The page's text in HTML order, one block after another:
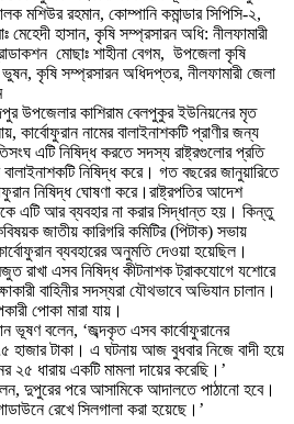
রহমান, কোম্পানি কমান্ডার সিপিসি-২,
হাসান, কৃষি সম্প্রসারন অধি: নীলফামারী
মোছাঃ শাহীনা বেগম, উপজেলা কৃষি
ভুষন, কৃষি সম্প্রসারন অধিদপ্তর, নীলফামারী জেলা
উপজেলার কাশিরাম বেলপুকুর ইউনিয়নের মৃত
কার্বোফুরান নামের বালাইনাশকটি প্রাণীর জন্য
এটি নিষিদ্ধ করতে সদস্য রাষ্ট্রগুলোর প্রতি
নিষিদ্ধ করে। গত বছরের জানুয়ারিতে
নিষিদ্ধ ঘোষণা করে।রাষ্ট্রপতির আদেশ
এটি আর ব্যবহার না করার সিদ্ধান্ত হয়। কিন্তু
জাতীয় কারিগরি কমিটির (পিটাক) সভায়
ব্যবহারের অনুমতি দেওয়া হয়েছিল।
রাখা এসব নিষিদ্ধ কীটনাশক ট্রাকযোগে যশোরে
বাহিনীর সদস্যরা যৌথভাবে অভিযান চালান।
পোকা মারা যায়।
ভূষণ বলেন, ‘জব্দকৃত এসব কার্বোফুরানের
হাজার টাকা। এ ঘটনায় আজ বুধবার নিজে বাদী হয়ে
২৫ ধারায় একটি মামলা দায়ের করেছি।’
দুপুরের পরে আসামিকে আদালতে পাঠানো হবে।
রেখে সিলগালা করা হয়েছে।’